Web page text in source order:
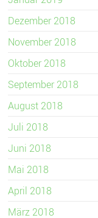
Dezember 2018
November 2018
Oktober 2018
September 2018
August 2018
Juli 2018
Juni 2018
Mai 2018
April 2018
März 2018